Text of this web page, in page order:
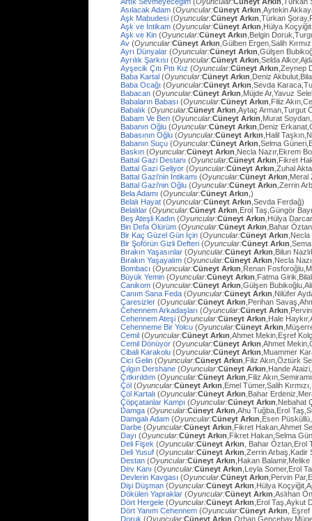
Asılacak Adam (Oyuncular:Cüneyt Arkın ,Aytekin
Aşk Mabudesi (Oyuncular:Cüneyt Arkın ,Türkan
Aşk ve İntikam (Oyuncular:Cüneyt Arkın ,Hülya
Aşk ve Kin (Oyuncular:Cüneyt Arkın ,Belgin
Av (Oyuncular:Cüneyt Arkın ,Gülben Ergen,Salih
Ayrı Dünyalar (Oyuncular:Cüneyt Arkın ,Gülşen
Ayrılık Şarkısı (Oyuncular:Cüneyt Arkın ,Selda
Ayşecik Çıtı Pıtı Kız (Oyuncular:Cüneyt Arkın ,Zeynep
Baba Kartal (Oyuncular:Cüneyt Arkın ,Deniz
Baba Ocağı (Oyuncular:Cüneyt Arkın ,Sevda
Babacan (Oyuncular:Cüneyt Arkın ,Müjde Ar,Yavuz
Babaların Babası (Oyuncular:Cüneyt Arkın ,Filiz
Babalık (Oyuncular:Cüneyt Arkın ,Aytaç Arman,Turgut
Babam Ve Ben (Oyuncular:Cüneyt Arkın ,Murat
Babanın Oğlu (Oyuncular:Cüneyt Arkın ,Deniz
Babasının Oğlu (Oyuncular:Cüneyt Arkın ,Halil
Babanın Suçu (Oyuncular:Cüneyt Arkın ,Selma
Baskın (Oyuncular:Cüneyt Arkın ,Necla Nazır,Ekrem
Battal Gazi Destanı (Oyuncular:Cüneyt Arkın ,Fikret
Battal Gazi Geliyor (Oyuncular:Cüneyt Arkın ,Zuhal
Battal Gazi'nin İntikamı (Oyuncular:Cüneyt Arkın
Battal Gazi'nin Oğlu (Oyuncular:Cüneyt Arkın ,Zerrin
Bela Adamı (Oyuncular:Cüneyt Arkın ,)
Belalı Hayat (Oyuncular:Cüneyt Arkın ,Sevda Ferdağ)
Belalılar (Oyuncular:Cüneyt Arkın ,Erol Taş,Güngör
Beş Ateşli Kadın (Oyuncular:Cüneyt Arkın ,Hülya
Bin Defa Ölürüm (Oyuncular:Cüneyt Arkın ,Bahar
Bir Kaç Güzel Gün İçin (Oyuncular:Cüneyt Arkın
Bir Şoförün Gizli Defteri (Oyuncular:Cüneyt Arkın
Bırakın Yaşasınlar (Oyuncular:Cüneyt Arkın ,Bilun
Bırakın Yaşayalım (Oyuncular:Cüneyt Arkın ,Necla
Bombacı (Oyuncular:Cüneyt Arkın ,Renan
Büyük Yemin (Oyuncular:Cüneyt Arkın ,Fatma
Canikom (Oyuncular:Cüneyt Arkın ,Gülşen
Canım Sana Feda (Oyuncular:Cüneyt Arkın ,Nilüfer
Çaresizler (Oyuncular:Cüneyt Arkın ,Perihan
Cehennem Arkadaşları (Oyuncular:Cüneyt Arkın
Cehennem Ateşi (Oyuncular:Cüneyt Arkın ,Hale
Cehenneme Bir Yolcu (Oyuncular:Cüneyt Arkın
Cemil (Oyuncular:Cüneyt Arkın ,Ahmet Mekin,Eşref
Cemil Dönüyor (Oyuncular:Cüneyt Arkın ,Ahmet
Cibali Karakolu (Oyuncular:Cüneyt Arkın ,Muammer
Cici Gelin (Oyuncular:Cüneyt Arkın ,Filiz Akın,Öztürk
Çılgın Dershane (Oyuncular:Cüneyt Arkın ,Hande
Çıtkırıldım (Oyuncular:Cüneyt Arkın ,Filiz
Çöl (Oyuncular:Cüneyt Arkın ,Emel Tümer,Salih
Çöl Kartalı (Oyuncular:Cüneyt Arkın ,Bahar
Çöpçatanlar Kampı (Oyuncular:Cüneyt Arkın ,Nebahat
Damga (Oyuncular:Cüneyt Arkın ,Ahu Tuğba,Erol
Damgalı Adam (Oyuncular:Cüneyt Arkın ,Esen
Darbe (Oyuncular:Cüneyt Arkın ,Fikret Hakan,Ahmet
Dayı (Oyuncular:Cüneyt Arkın ,Fikret Hakan,Selma
Deli Fişek (Oyuncular:Cüneyt Arkın , Bahar Öztan,Erol
Deli Yusuf (Oyuncular:Cüneyt Arkın ,Zerrin Arbaş,Kadir
Destan (Oyuncular:Cüneyt Arkın ,Hakan
Dev Kanı (Oyuncular:Cüneyt Arkın ,Leyla Somer,Erol
Devlerin Kavgası (Oyuncular:Cüneyt Arkın ,Pervin
Dişi Düşman (Oyuncular:Cüneyt Arkın ,Hülya
Dökülen Yapraklar (Oyuncular:Cüneyt Arkın ,Aslıhan
Dört Hergele (Oyuncular:Cüneyt Arkın ,Erol Taş,Aykut
Dört Yanım Cehennem (Oyuncular:Cüneyt Arkın ,
Doruk (Oyuncular:Cüneyt Arkın ,Orhan